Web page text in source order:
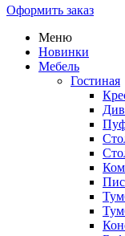
Оформить заказ
Меню
Новинки
Мебель
Гостиная